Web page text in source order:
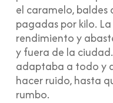
el caramelo, baldes
pagadas por kilo.
rendimiento y
y fuera de la
adaptaba a todo y
hacer ruido, hasta
rumbo.